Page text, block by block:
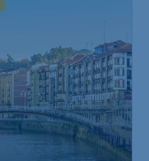
€
138*
ab